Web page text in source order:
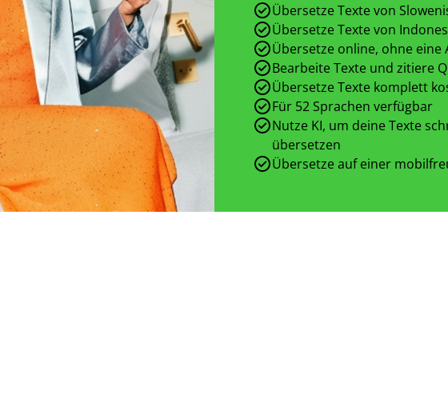
Übersetze Texte von
Übersetze Texte von
Übersetze online, ohne
Bearbeite Texte und zitiere
Übersetze Texte komplett
Für 52 Sprachen verfügbar
Nutze KI, um deine Texte
übersetzen
Übersetze auf einer